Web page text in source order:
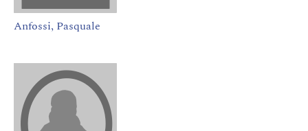
Anfossi, Pasquale